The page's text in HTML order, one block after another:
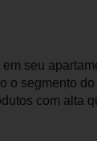
seu
o segmento do
com alta